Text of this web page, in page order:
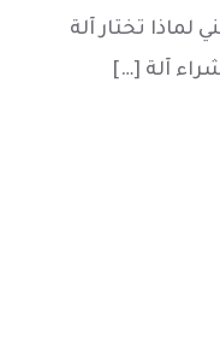
لماذا تختار آلة
آلة […]